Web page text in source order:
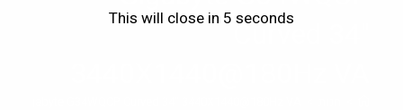
Curved 34"
This will close in 5 seconds